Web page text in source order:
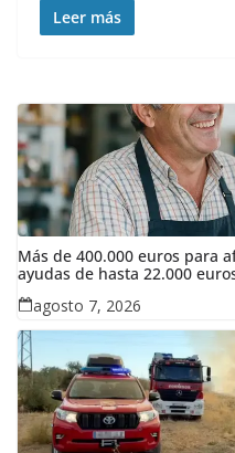
Leer más
Más de 400.000 euros para
ayudas de hasta 22.000
indefinida
agosto 7, 2026